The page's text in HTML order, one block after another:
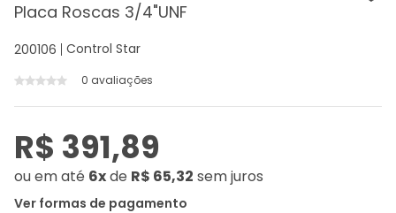
Placa Roscas 3/4"UNF
200106 Control Star
0 avaliações
R$ 391,89
ouem até 6xde R$ 65,32 sem juros
Ver formas de pagamento